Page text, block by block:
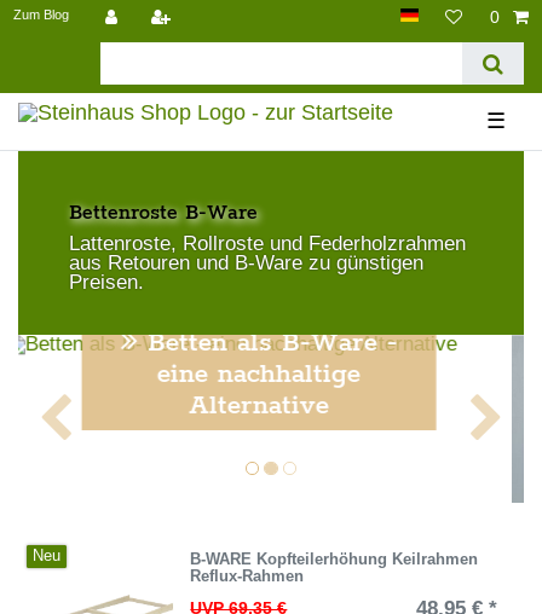
Zum Blog 0
☰
Bettenroste B-Ware
Lattenroste, Rollroste und Federholzrahmen
aus Retouren und B-Ware zu günstigen
Preisen.
Regale als B-Ware -
eine 2. Chance für Möbel
Neu
B-WARE Kopfteilerhöhung Keilrahmen
Reflux-Rahmen
UVP 69,35 €
48,95 € *